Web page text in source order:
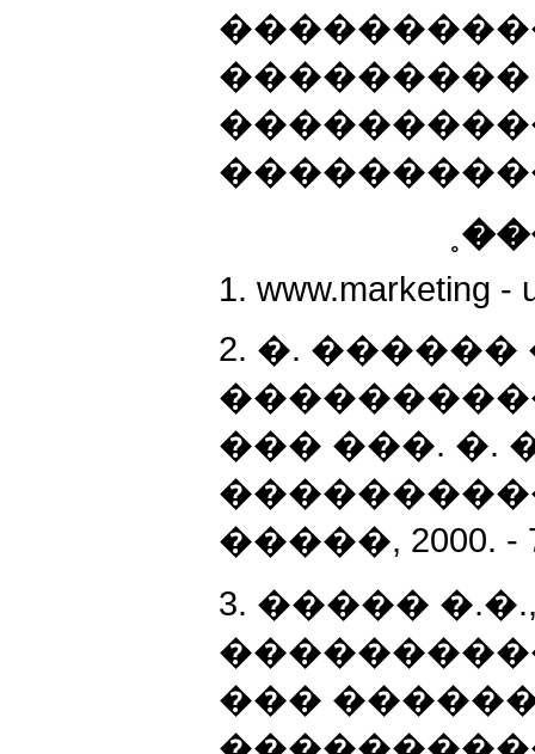
1. www.marketing -
2. �.
��� ���. �.
�����, 2000. -
3. �����
���